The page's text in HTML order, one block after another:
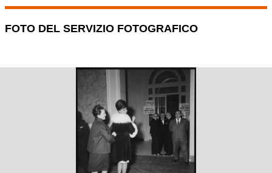
FOTO DEL SERVIZIO FOTOGRAFICO